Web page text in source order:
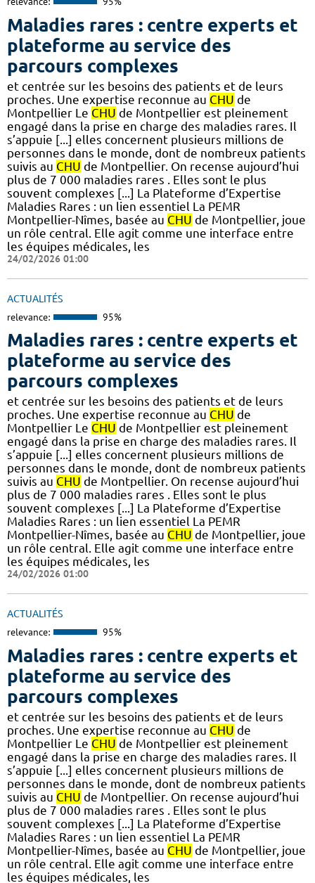
Maladies rares : centre experts et
plateforme au service des
parcours complexes
et centrée sur les besoins des patients et de leurs
proches. Une expertise reconnue au CHU de
Montpellier Le CHU de Montpellier est pleinement
engagé dans la prise en charge des maladies rares. Il
s’appuie [...] elles concernent plusieurs millions de
personnes dans le monde, dont de nombreux patients
suivis au CHU de Montpellier. On recense aujourd’hui
plus de 7 000 maladies rares . Elles sont le plus
souvent complexes [...] La Plateforme d’Expertise
Maladies Rares : un lien essentiel La PEMR
Montpellier-Nîmes, basée au CHU de Montpellier, joue
un rôle central. Elle agit comme une interface entre
les équipes médicales, les
24/02/2026 01:00
ACTUALITÉS
relevance: 95%
Maladies rares : centre experts et
plateforme au service des
parcours complexes
et centrée sur les besoins des patients et de leurs
proches. Une expertise reconnue au CHU de
Montpellier Le CHU de Montpellier est pleinement
engagé dans la prise en charge des maladies rares. Il
s’appuie [...] elles concernent plusieurs millions de
personnes dans le monde, dont de nombreux patients
suivis au CHU de Montpellier. On recense aujourd’hui
plus de 7 000 maladies rares . Elles sont le plus
souvent complexes [...] La Plateforme d’Expertise
Maladies Rares : un lien essentiel La PEMR
Montpellier-Nîmes, basée au CHU de Montpellier, joue
un rôle central. Elle agit comme une interface entre
les équipes médicales, les
24/02/2026 01:00
ACTUALITÉS
relevance: 95%
Maladies rares : centre experts et
plateforme au service des
parcours complexes
et centrée sur les besoins des patients et de leurs
proches. Une expertise reconnue au CHU de
Montpellier Le CHU de Montpellier est pleinement
engagé dans la prise en charge des maladies rares. Il
s’appuie [...] elles concernent plusieurs millions de
personnes dans le monde, dont de nombreux patients
suivis au CHU de Montpellier. On recense aujourd’hui
plus de 7 000 maladies rares . Elles sont le plus
souvent complexes [...] La Plateforme d’Expertise
Maladies Rares : un lien essentiel La PEMR
Montpellier-Nîmes, basée au CHU de Montpellier, joue
un rôle central. Elle agit comme une interface entre
les équipes médicales, les